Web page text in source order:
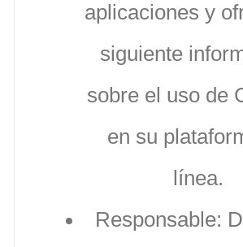
aplicaciones y
siguiente
sobre el uso de
en su
línea.
Responsable: